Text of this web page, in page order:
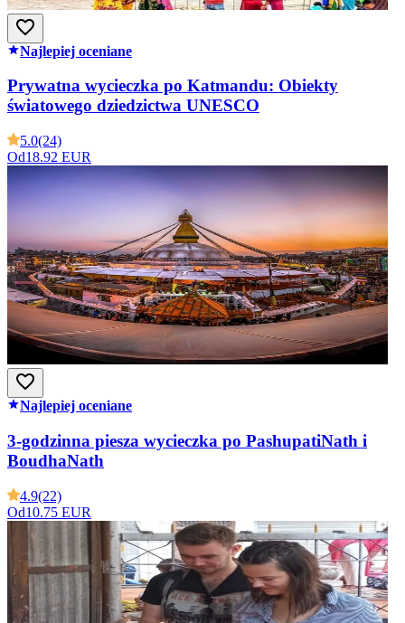
Najlepiej oceniane
Prywatna wycieczka po Katmandu: Obiekty
światowego dziedzictwa UNESCO
5.0(24)
Od18.92 EUR
Najlepiej oceniane
3-godzinna piesza wycieczka po PashupatiNath i
BoudhaNath
4.9(22)
Od10.75 EUR